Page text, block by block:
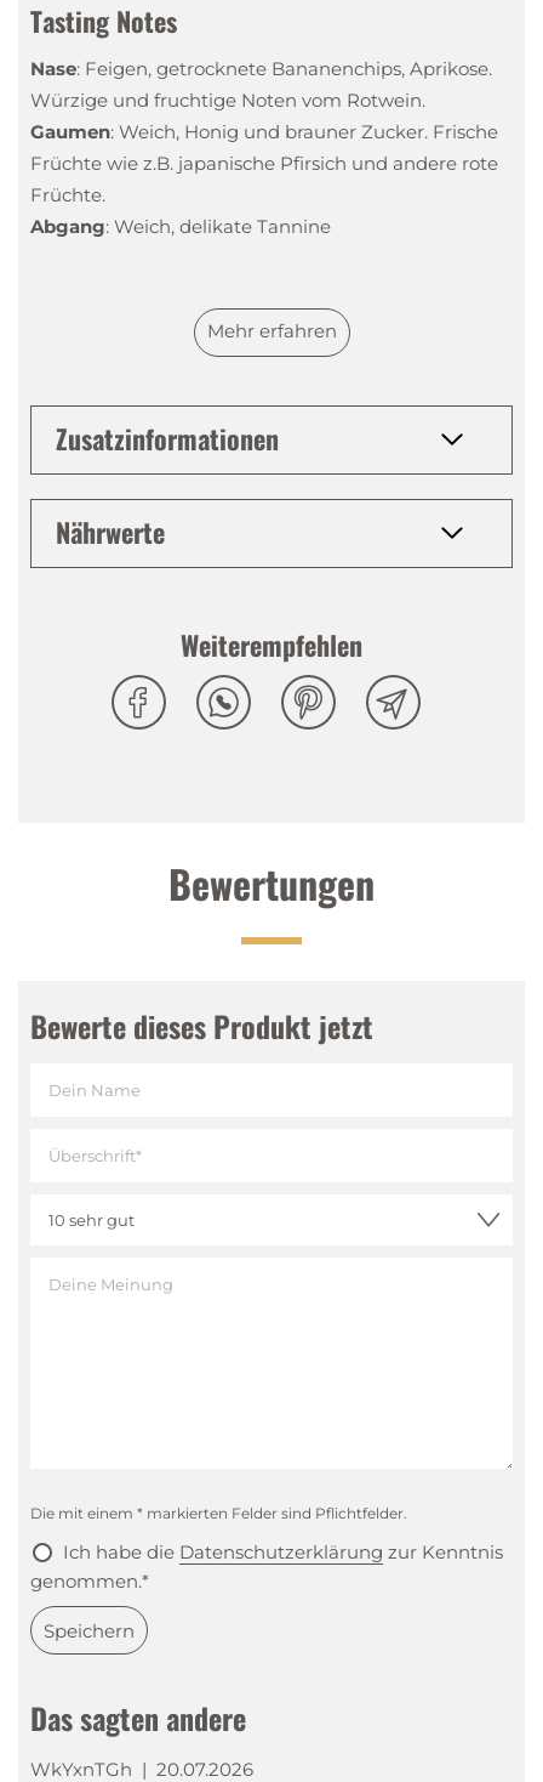
Tasting Notes
Nase: Feigen, getrocknete Bananenchips, Aprikose.
Würzige und fruchtige Noten vom Rotwein.
Gaumen: Weich, Honig und brauner Zucker. Frische
Früchte wie z.B. japanische Pfirsich und andere rote
Früchte.
Abgang: Weich, delikate Tannine
Mehr erfahren
Zusatzinformationen
Nährwerte
Weiterempfehlen
Bewertungen
Das sagten andere
WkYxnTGh | 20.07.2026
Bewerte dieses Produkt jetzt
Die mit einem * markierten Felder sind Pflichtfelder.
Ich habe die Datenschutzerklärung zur Kenntnis
genommen.*
Speichern